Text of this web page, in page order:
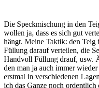
Die Speckmischung in den
wollen ja, dass es sich gut
hängt. Meine Taktik: den
Füllung darauf verteilen, die
Handvoll Füllung drauf, usw.
den man ja auch immer
erstmal in verschiedenen
ich das Ganze noch ordentlich